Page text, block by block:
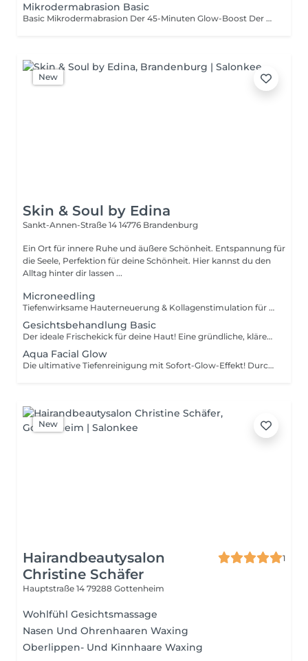
Mikrodermabrasion Basic
Basic Mikrodermabrasion Der 45-Minuten Glow-Boost Der perfekte Frischekick für zwischendurch! Diese kompakte Behandlung ist ideal für unkomplizierte, normale Haut oder als optimale Erhaltungspflege nach einer Mikrodermabrasions-Kur, um das schöne Ergebnis langfristig zu sichern.
New
Skin & Soul by Edina
Sankt-Annen-Straße 14 14776 Brandenburg
Ein Ort für innere Ruhe und äußere Schönheit. Entspannung für
die Seele, Perfektion für deine Schönheit. Hier kannst du den
Alltag hinter dir lassen ...
Microneedling
Tiefenwirksame Hauterneuerung & Kollagenstimulation für den perfekten Glow! Wähle deine passende Variante: Basic: Speziell ausgerichtet auf intensive Feuchtigkeit & Plumping mit hochkonzentriertem Hyaluron. Premium: Maßgeschneidert für deinen Hautzustand mit den hochwertigen Stayve Booster Ampullen (z. B. Gold Peptide für Anti-Aging, Salmon DNA für Regeneration, Aqua Stem Cell für Feuchtigkeit oder AC Stem Cell bei Unreinheiten). Behandlungsablauf: • Sanfte Abreinigung & Hautdiagnose • Enzympeeling zur optimalen Vorbereitung • Gezieltes Needling mit deinem individuell ausgewählten Serum / Booster • Beruhigende Maske • Regenerierende Abschlusspflege mit Tages-Lichtschutz
Gesichtsbehandlung Basic
Der ideale Frischekick für deine Haut! Eine gründliche, klärende Pflegebehandlung, die deinen Teint von Hautschüppchen und Unreinheiten befreit und ihn intensiv mit Feuchtigkeit versorgt. Behandlungsablauf: • Abreinigung & Hautanalyse • Enzympeeling & sanfte Ausreinigung • Wirkstoff-Serum & kurze Entspannungsmassage • Pflegemaske & feuchtigkeitsspendende Abschlusspflege
Aqua Facial Glow
Die ultimative Tiefenreinigung mit Sofort-Glow-Effekt! Durch sanfte Vakuum-Technologie werden Poren tiefenrein ausgespült, Hautschüppchen gelöst und die Haut gleichzeitig mit wertvollen Antioxidantien & Hyaluron durchflutet. Ablauf der Behandlung: • Sanfte Abreinigung • Porentiefe Vakuum-Reinigung • Sanfte Tiefenreinigung mit dem Skin Scrubber • Feuchtigkeits-Infusion mit Hyaluron & Antioxidantien • Pflegende Maske & Tagespflege Je nach gebuchter Option zusätzlich mit extra Wirkstoff-Ampulle, Pflege für Hals & Dekolleté oder hochwirksamen Anti-Aging-Wirkstoffen.
New
Hairandbeautysalon
Christine Schäfer
1
Hauptstraße 14 79288 Gottenheim
Wohlfühl Gesichtsmassage
Nasen Und Ohrenhaaren Waxing
Oberlippen- Und Kinnhaare Waxing